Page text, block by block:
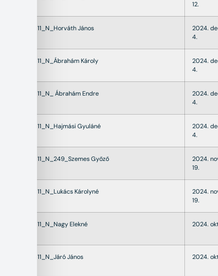
12.
22011_N_Horváth János
2024.
4.
22011_N_Ábrahám Károly
2024.
4.
22011_N_ Ábrahám Endre
2024.
4.
22011_N_Hajmási Gyuláné
2024.
4.
22011_N_249_Szemes Győző
2024.
19.
22011_N_Lukács Károlyné
2024.
19.
22011_N_Nagy Elekné 2024.
22011_N_Járó János 2024.